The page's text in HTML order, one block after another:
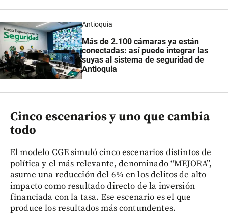
Antioquia
Más de 2.100 cámaras ya están
conectadas: así puede integrar las
suyas al sistema de seguridad de
Antioquia
Cinco escenarios y uno que cambia
todo
El modelo CGE simuló cinco escenarios distintos de
política y el más relevante, denominado “MEJORA”,
asume una reducción del 6% en los delitos de alto
impacto como resultado directo de la inversión
financiada con la tasa. Ese escenario es el que
produce los resultados más contundentes.